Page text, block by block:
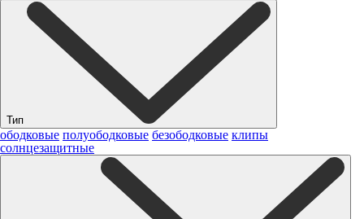
Тип
ободковые полуободковые безободковые клипы
солнцезащитные